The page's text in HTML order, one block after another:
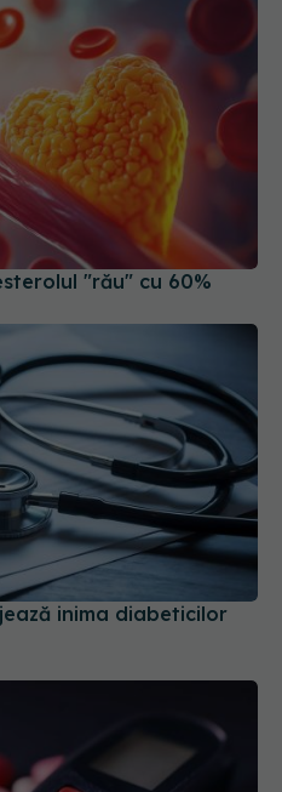
"rău" cu 60%
inima diabeticilor